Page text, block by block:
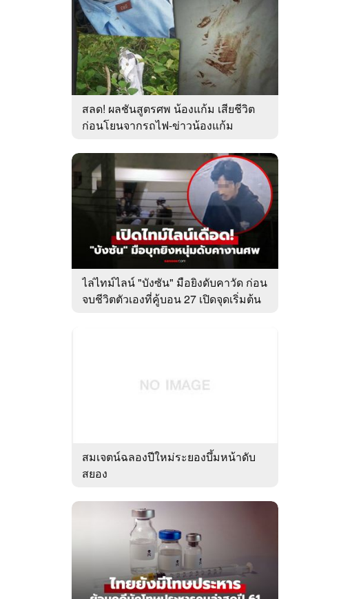
สลด! ผลชันสูตรศพ น้องแก้ม เสียชีวิต
ก่อนโยนจากรถไฟ-ข่าวน้องแก้ม
ไล่ไทม์ไลน์ "บังซัน" มือยิงดับคาวัด ก่อน
จบชีวิตตัวเองที่คู้บอน 27 เปิดจุดเริ่มต้น
สมเจตน์ฉลองปีใหม่ระยองบึ้มหน้าดับ
สยอง